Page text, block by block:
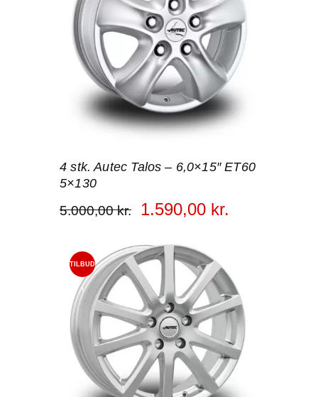
4 stk. Autec Talos – 6,0×15″ ET60
5×130
5.000,00 kr. 1.590,00 kr.
TILBUD
!